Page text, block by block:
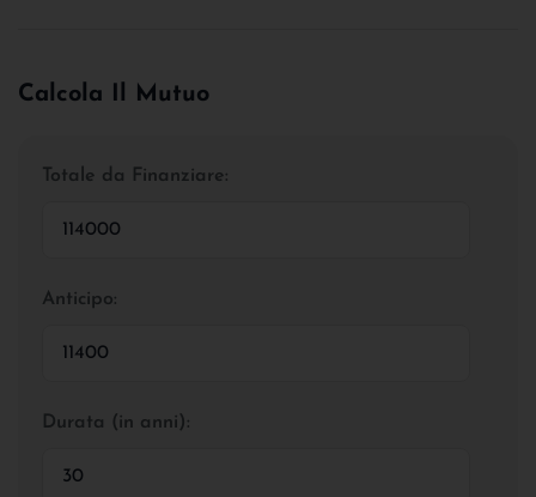
Calcola Il Mutuo
Totale da Finanziare:
Anticipo:
Durata (in anni):